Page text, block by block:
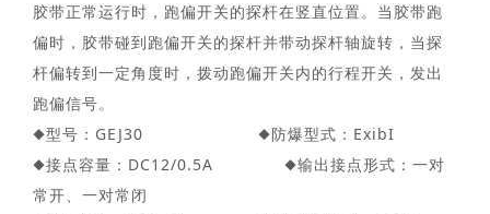
胶带正常运行时，跑偏开关的探杆在竖直位置。当胶带跑
偏时，胶带碰到跑偏开关的探杆并带动探杆轴旋转，当探
杆偏转到一定角度时，拨动跑偏开关内的行程开关，发出
跑偏信号。
◆型号：GEJ30 ◆防爆型式：ExibI
◆接点容量：DC12/0.5A ◆输出接点形式：一对
常开、一对常闭